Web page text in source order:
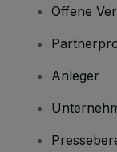
Offene
Anleger